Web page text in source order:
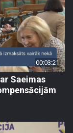
00:03:21
Saeimas